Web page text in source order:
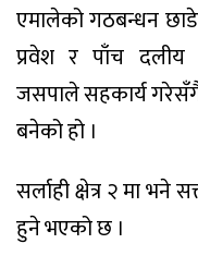
एमालेको गठबन्धन
प्रवेश र पाँच दलीय
जसपाले सहकार्य
बनेको हो ।
सर्लाही क्षेत्र २ मा भने
हुने भएको छ ।